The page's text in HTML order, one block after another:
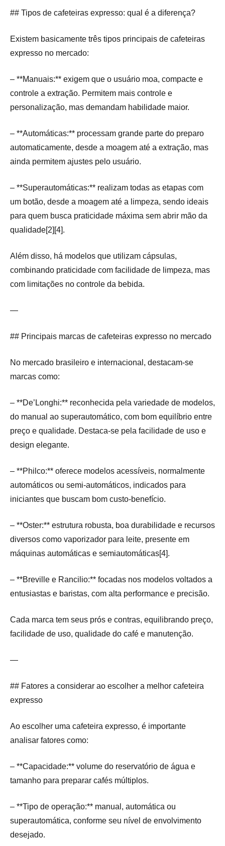
## Tipos de cafeteiras expresso: qual é a diferença?
Existem basicamente três tipos principais de cafeteiras
expresso no mercado:
– **Manuais:** exigem que o usuário moa, compacte e
controle a extração. Permitem mais controle e
personalização, mas demandam habilidade maior.
– **Automáticas:** processam grande parte do preparo
automaticamente, desde a moagem até a extração, mas
ainda permitem ajustes pelo usuário.
– **Superautomáticas:** realizam todas as etapas com
um botão, desde a moagem até a limpeza, sendo ideais
para quem busca praticidade máxima sem abrir mão da
qualidade[2][4].
Além disso, há modelos que utilizam cápsulas,
combinando praticidade com facilidade de limpeza, mas
com limitações no controle da bebida.
—
## Principais marcas de cafeteiras expresso no mercado
No mercado brasileiro e internacional, destacam-se
marcas como:
– **De’Longhi:** reconhecida pela variedade de modelos,
do manual ao superautomático, com bom equilíbrio entre
preço e qualidade. Destaca-se pela facilidade de uso e
design elegante.
– **Philco:** oferece modelos acessíveis, normalmente
automáticos ou semi-automáticos, indicados para
iniciantes que buscam bom custo-benefício.
– **Oster:** estrutura robusta, boa durabilidade e recursos
diversos como vaporizador para leite, presente em
máquinas automáticas e semiautomáticas[4].
– **Breville e Rancilio:** focadas nos modelos voltados a
entusiastas e baristas, com alta performance e precisão.
Cada marca tem seus prós e contras, equilibrando preço,
facilidade de uso, qualidade do café e manutenção.
—
## Fatores a considerar ao escolher a melhor cafeteira
expresso
Ao escolher uma cafeteira expresso, é importante
analisar fatores como:
– **Capacidade:** volume do reservatório de água e
tamanho para preparar cafés múltiplos.
– **Tipo de operação:** manual, automática ou
superautomática, conforme seu nível de envolvimento
desejado.